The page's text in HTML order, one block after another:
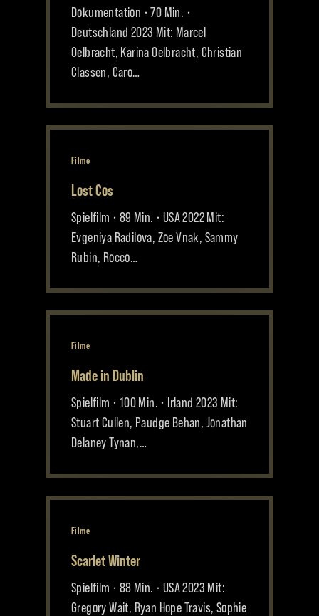
Dokumentation • 70 Min. •
Deutschland 2023 Mit: Marcel
Oelbracht, Karina Oelbracht, Christian
Classen, Caro…
Filme
Lost Cos
Spielfilm • 89 Min. • USA 2022 Mit:
Evgeniya Radilova, Zoe Vnak, Sammy
Rubin, Rocco…
Filme
Made in Dublin
Spielfilm • 100 Min. • Irland 2023 Mit:
Stuart Cullen, Paudge Behan, Jonathan
Delaney Tynan,…
Filme
Scarlet Winter
Spielfilm • 88 Min. • USA 2023 Mit:
Gregory Wait, Ryan Hope Travis, Sophie